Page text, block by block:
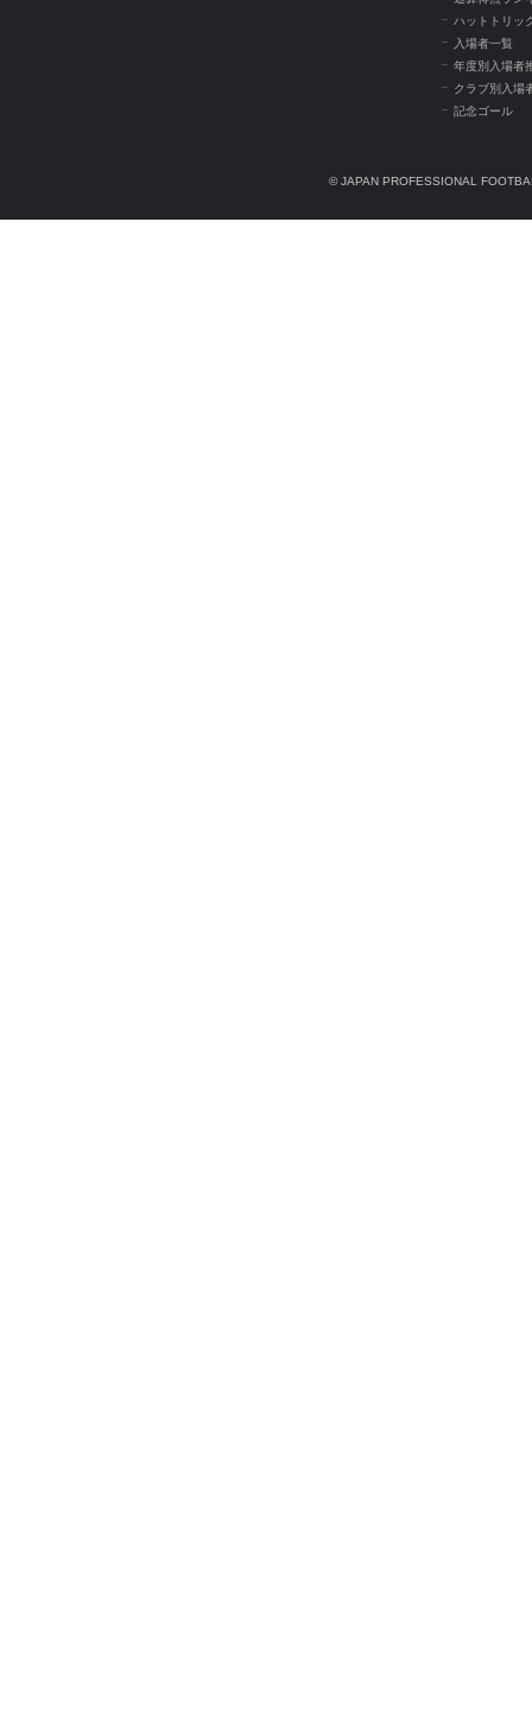
ハットトリッ
入場者一覧
年度別入場者
クラブ別入場
記念ゴール
© JAPAN PROFESSIONAL